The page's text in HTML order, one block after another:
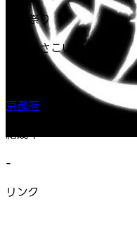
参加祭り
高知よさこい祭り
京都府
結成年
-
リンク